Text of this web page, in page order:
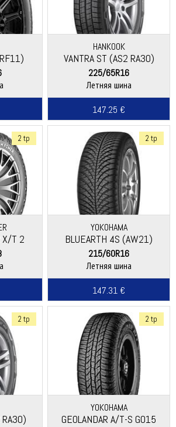
HANKOOK
VANTRA ST (AS2 RA30)
225/65R16
Летняя шина
147.25 €
2 tp
X/T 2
2 tp
YOKOHAMA
BLUEARTH 4S (AW21)
215/60R16
Летняя шина
147.31 €
2 tp
RA30)
2 tp
YOKOHAMA
GEOLANDAR A/T-S G015